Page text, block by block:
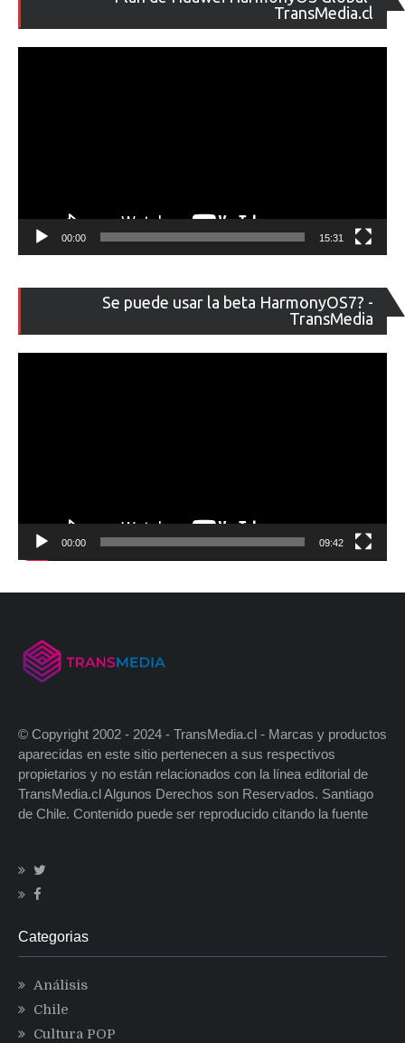
TransMedia.cl
de
00:00 15:31
Se puede usar la beta HarmonyOS7? -
TransMedia
de
00:00 09:42
© Copyright 2002 - 2024 - TransMedia.cl - Marcas y productos
aparecidas en este sitio pertenecen a sus respectivos
propietarios y no están relacionados con la línea editorial de
TransMedia.cl Algunos Derechos son Reservados. Santiago
de Chile. Contenido puede ser reproducido citando la fuente
Categorias
Análisis
Chile
Cultura POP